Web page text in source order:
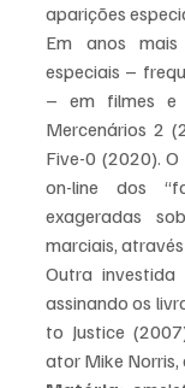
aparições
Em anos
especiais –
– em filmes e
Mercenários 2
Five-0 (2020).
on-line dos
exageradas
marciais,
Outra
assinando os
to Justice
ator Mike Norris,